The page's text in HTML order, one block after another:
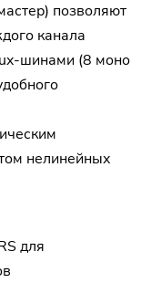
позволяют
канала
шинами (8 моно
нелинейных
для